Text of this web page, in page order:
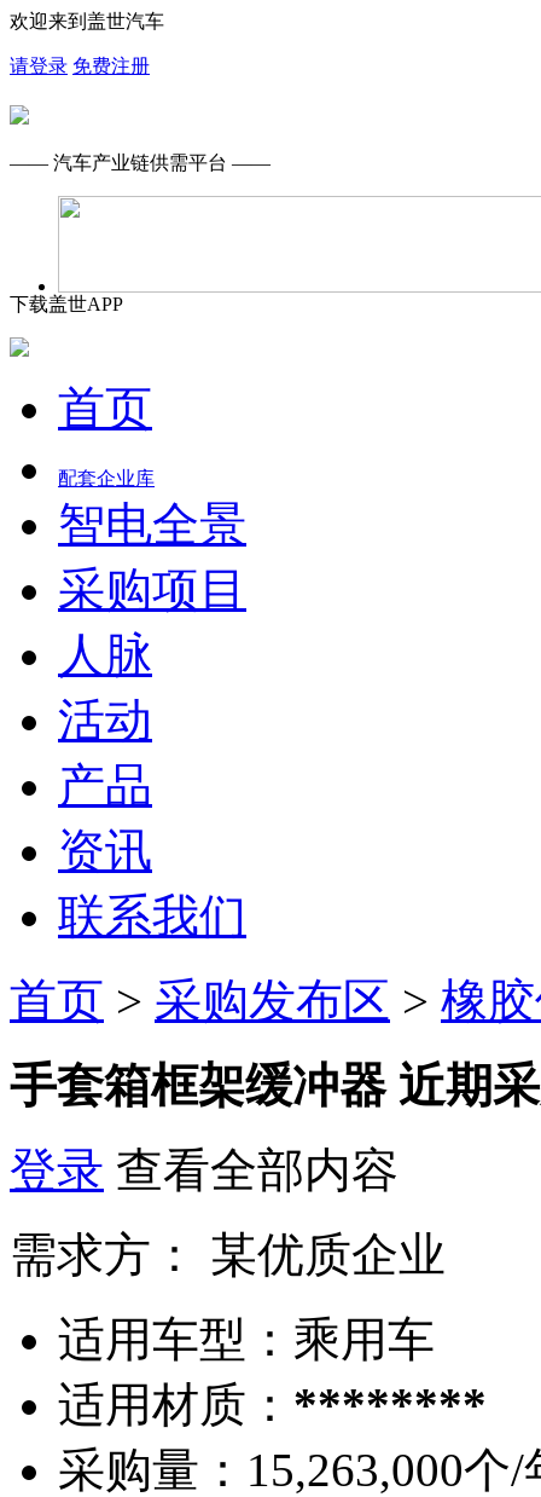
欢迎来到盖世汽车
请登录 免费注册
—— 汽车产业链供需平台 ——
下载盖世APP
首页
配套企业库
智电全景
采购项目
人脉
活动
产品
资讯
联系我们
首页 > 采购发布区 > 橡
手套箱框架缓冲器 近期
登录 查看全部内容
需求方：
某优质企业
适用车型： 乘用车
适用材质： ********
采购量： 15,263,000个/